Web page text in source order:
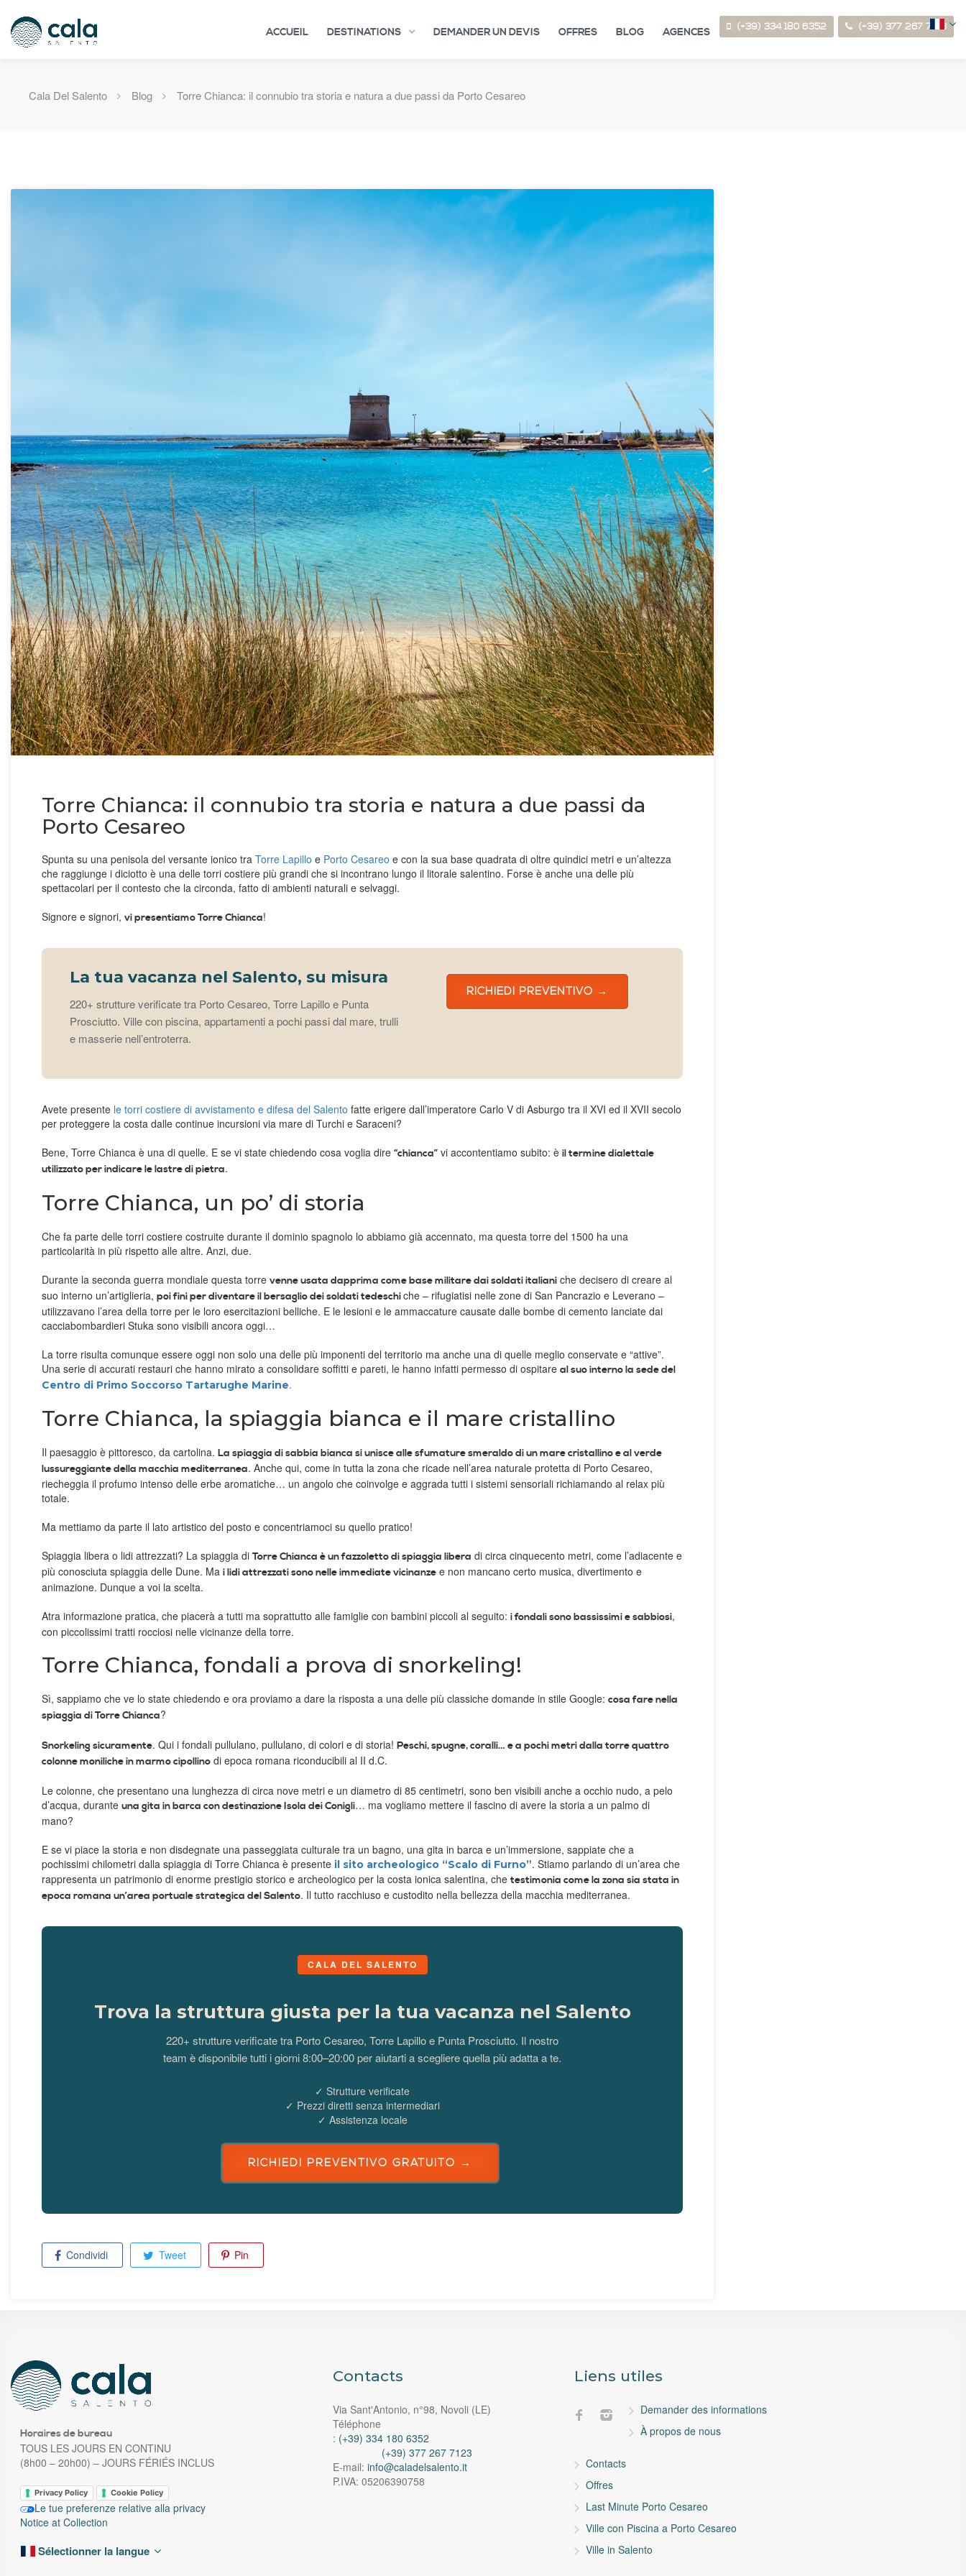
ACCUEIL DESTINATIONS DEMANDER UN DEVIS OFFRES BLOG AGENCES (+39) 334 180 6352 (+39) 377 267 7123
Cala Del Salento Blog Torre Chianca: il connubio tra storia e natura a due passi da Porto Cesareo
Torre Chianca: il connubio tra storia e natura a due passi da
Porto Cesareo
Spunta su una penisola del versante ionico tra Torre Lapillo e Porto Cesareo e con la sua base quadrata di oltre quindici metri e un’altezza
che raggiunge i diciotto è una delle torri costiere più grandi che si incontrano lungo il litorale salentino. Forse è anche una delle più
spettacolari per il contesto che la circonda, fatto di ambienti naturali e selvaggi.
Signore e signori, vi presentiamo Torre Chianca!
La tua vacanza nel Salento, su misura
220+ strutture verificate tra Porto Cesareo, Torre Lapillo e Punta
Prosciutto. Ville con piscina, appartamenti a pochi passi dal mare, trulli
e masserie nell’entroterra.
RICHIEDI PREVENTIVO →
Avete presente le torri costiere di avvistamento e difesa del Salento fatte erigere dall’imperatore Carlo V di Asburgo tra il XVI ed il XVII secolo
per proteggere la costa dalle continue incursioni via mare di Turchi e Saraceni?
Bene, Torre Chianca è una di quelle. E se vi state chiedendo cosa voglia dire “chianca” vi accontentiamo subito: è il termine dialettale
utilizzato per indicare le lastre di pietra.
Torre Chianca, un po’ di storia
Che fa parte delle torri costiere costruite durante il dominio spagnolo lo abbiamo già accennato, ma questa torre del 1500 ha una
particolarità in più rispetto alle altre. Anzi, due.
Durante la seconda guerra mondiale questa torre venne usata dapprima come base militare dai soldati italiani che decisero di creare al
suo interno un’artiglieria, poi finì per diventare il bersaglio dei soldati tedeschiche – rifugiatisi nelle zone di San Pancrazio e Leverano –
utilizzavano l’area della torre per le loro esercitazioni belliche. E le lesioni e le ammaccature causate dalle bombe di cemento lanciate dai
cacciabombardieri Stuka sono visibili ancora oggi…
La torre risulta comunque essere oggi non solo una delle più imponenti del territorio ma anche una di quelle meglio conservate e “attive”.
Una serie di accurati restauri che hanno mirato a consolidare soffitti e pareti, le hanno infatti permesso di ospitare al suo interno la sede del
Centro di Primo Soccorso Tartarughe Marine.
Torre Chianca, la spiaggia bianca e il mare cristallino
Il paesaggio è pittoresco, da cartolina. La spiaggia di sabbia bianca si unisce alle sfumature smeraldo di un mare cristallino e al verde
lussureggiante della macchia mediterranea. Anche qui, come in tutta la zona che ricade nell’area naturale protetta di Porto Cesareo,
riecheggia il profumo intenso delle erbe aromatiche… un angolo che coinvolge e aggrada tutti i sistemi sensoriali richiamando al relax più
totale.
Ma mettiamo da parte il lato artistico del posto e concentriamoci su quello pratico!
Spiaggia libera o lidi attrezzati? La spiaggia di Torre Chianca è un fazzoletto di spiaggia libera di circa cinquecento metri, come l’adiacente e
più conosciuta spiaggia delle Dune. Ma i lidi attrezzati sono nelle immediate vicinanze e non mancano certo musica, divertimento e
animazione. Dunque a voi la scelta.
Atra informazione pratica, che piacerà a tutti ma soprattutto alle famiglie con bambini piccoli al seguito: i fondali sono bassissimi e sabbiosi,
con piccolissimi tratti rocciosi nelle vicinanze della torre.
Torre Chianca, fondali a prova di snorkeling!
Sì, sappiamo che ve lo state chiedendo e ora proviamo a dare la risposta a una delle più classiche domande in stile Google: cosa fare nella
spiaggia di Torre Chianca?
Snorkeling sicuramente. Qui i fondali pullulano, pullulano, di colori e di storia! Peschi, spugne, coralli… e a pochi metri dalla torre quattro
colonne moniliche in marmo cipollino di epoca romana riconducibili al II d.C.
Le colonne, che presentano una lunghezza di circa nove metri e un diametro di 85 centimetri, sono ben visibili anche a occhio nudo, a pelo
d’acqua, durante una gita in barca con destinazione Isola dei Conigli… ma vogliamo mettere il fascino di avere la storia a un palmo di
mano?
E se vi piace la storia e non disdegnate una passeggiata culturale tra un bagno, una gita in barca e un’immersione, sappiate che a
pochissimi chilometri dalla spiaggia di Torre Chianca è presente il sito archeologico “Scalo di Furno”. Stiamo parlando di un’area che
rappresenta un patrimonio di enorme prestigio storico e archeologico per la costa ionica salentina, che testimonia come la zona sia stata in
epoca romana un’area portuale strategica del Salento. Il tutto racchiuso e custodito nella bellezza della macchia mediterranea.
CALA DEL SALENTO
Trova la struttura giusta per la tua vacanza nel Salento
220+ strutture verificate tra Porto Cesareo, Torre Lapillo e Punta Prosciutto. Il nostro
team è disponibile tutti i giorni 8:00–20:00 per aiutarti a scegliere quella più adatta a te.
✓ Strutture verificate
✓ Prezzi diretti senza intermediari
✓ Assistenza locale
RICHIEDI PREVENTIVO GRATUITO →
Condividi Tweet Pin
Horaires de bureau
TOUS LES JOURS EN CONTINU
(8h00 – 20h00) – JOURS FÉRIÉS INCLUS
Privacy Policy Cookie Policy
Le tue preferenze relative alla privacy
Notice at Collection
Sélectionner la langue
Contacts
Via Sant'Antonio, n°98, Novoli (LE)
Téléphone
: (+39) 334 180 6352
(+39) 377 267 7123
E-mail: info@caladelsalento.it
P.IVA: 05206390758
Liens utiles
Demander des informations
À propos de nous
Contacts
Offres
Last Minute Porto Cesareo
Ville con Piscina a Porto Cesareo
Ville in Salento